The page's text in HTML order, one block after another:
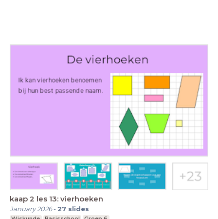
kaap 2 les 13: vierhoeken
January 2026- 27 slides